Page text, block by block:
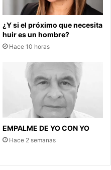
¿Y si el próximo que necesita
huir es un hombre?
Hace 10 horas
EMPALME DE YO CON YO
Hace 2 semanas